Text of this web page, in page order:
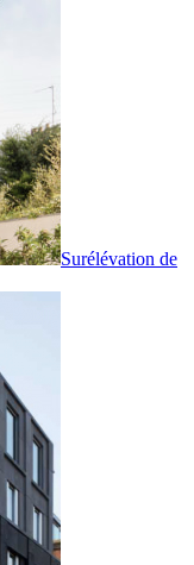
Surélévation de